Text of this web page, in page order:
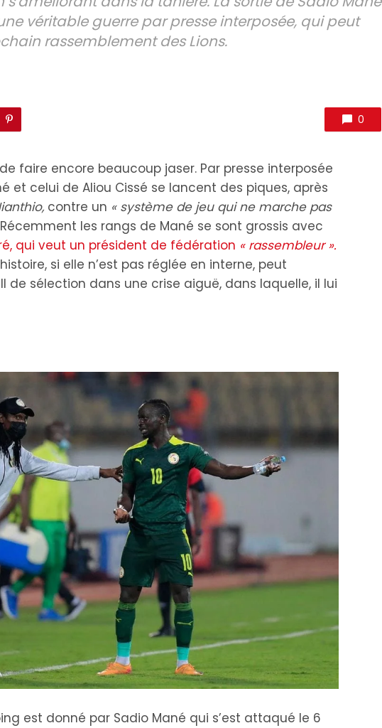
véritable guerre par presse interposée, qui peut
rassemblement des Lions.
0
faire encore beaucoup jaser. Par presse interposée
et celui de Aliou Cissé se lancent des piques, après
contre un « système de jeu qui ne marche pas
Récemment les rangs de Mané se sont grossis avec
qui veut un président de fédération « rassembleur ».
si elle n’est pas réglée en interne, peut
de sélection dans une crise aiguë, dans laquelle, il lui
est donné par Sadio Mané qui s’est attaqué le 6